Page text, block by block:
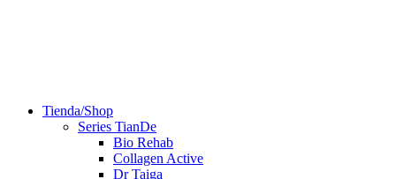
Tienda/Shop
Series TianDe
Bio Rehab
Collagen Active
Dr Taiga